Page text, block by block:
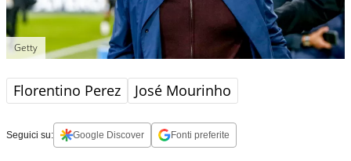
Getty
Florentino Perez José Mourinho
Seguici su: Google Discover Fonti preferite